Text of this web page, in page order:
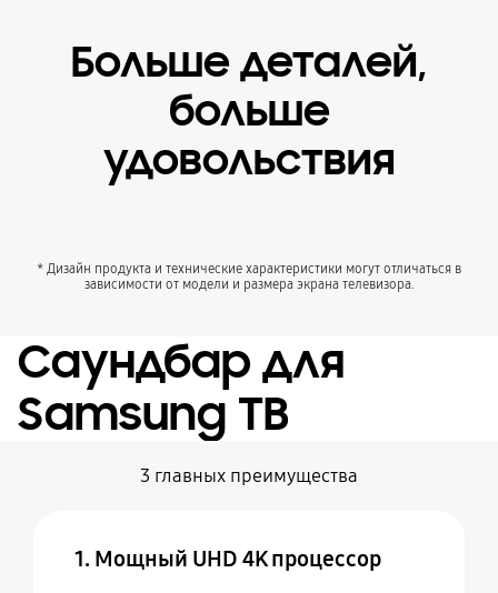
Больше деталей,
больше
удовольствия
* Дизайн продукта и технические характеристики могут отличаться в
зависимости от модели и размера экрана телевизора.
Саундбар для
Samsung ТВ
3 главных преимущества
1. Мощный UHD 4K процессор